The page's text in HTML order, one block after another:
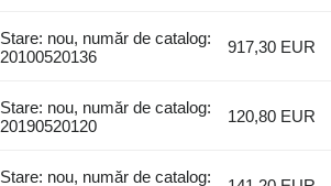
Stare: nou, număr de catalog:
20100520136
917,30 EUR
Stare: nou, număr de catalog:
20190520120
120,80 EUR
Stare: nou, număr de catalog: